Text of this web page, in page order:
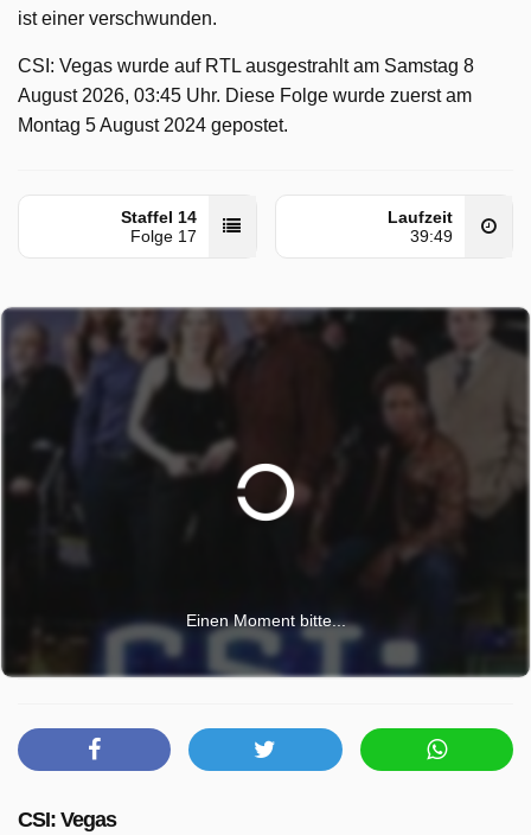
ist einer verschwunden.
CSI: Vegas wurde auf RTL ausgestrahlt am Samstag 8
August 2026, 03:45 Uhr. Diese Folge wurde zuerst am
Montag 5 August 2024 gepostet.
Staffel 14
Folge 17
Laufzeit
39:49
Einen Moment bitte...
CSI: Vegas